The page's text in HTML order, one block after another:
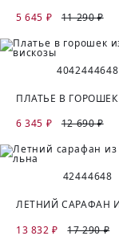
5 645 ₽
11 290 ₽
4042444648
6 345 ₽
12 690 ₽
42444648
13 832 ₽
17 290 ₽